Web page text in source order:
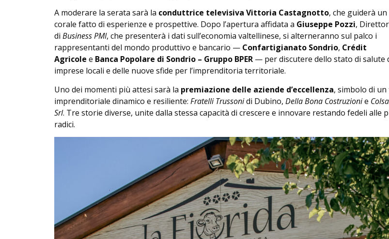
A moderare la serata sarà la conduttrice televisiva Vittoria Castagnotto, che guiderà
corale fatto di esperienze e prospettive. Dopo l’apertura affidata a Giuseppe Pozzi,
di Business PMI, che presenterà i dati sull’economia valtellinese, si alterneranno sul palco i
rappresentanti del mondo produttivo e bancario — Confartigianato Sondrio, Crédit
Agricole e Banca Popolare di Sondrio – Gruppo BPER — per discutere dello stato di salute
imprese locali e delle nuove sfide per l’imprenditoria territoriale.
Uno dei momenti più attesi sarà la premiazione delle aziende d’eccellenza, simbolo di
imprenditoriale dinamico e resiliente: Fratelli Trussonidi Dubino, Della Bona Costruzionie
Srl. Tre storie diverse, unite dalla stessa capacità di crescere e innovare restando fedeli alle
radici.